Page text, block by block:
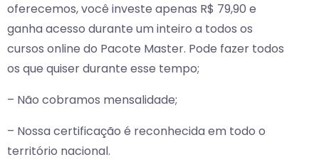
oferecemos, você investe apenas R$ 79,90 e
ganha acesso durante um inteiro a todos os
cursos online do Pacote Master. Pode fazer todos
os que quiser durante esse tempo;
– Não cobramos mensalidade;
– Nossa certificação é reconhecida em todo o
território nacional.